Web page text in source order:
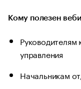
Кому полезен
управления
Начальникам